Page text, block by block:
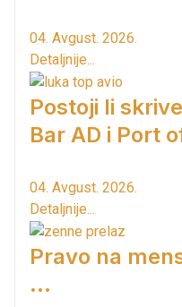
04. Avgust. 2026.
Detaljnije...
Postoji li
Bar AD i Port
04. Avgust. 2026.
Detaljnije...
Pravo na
...